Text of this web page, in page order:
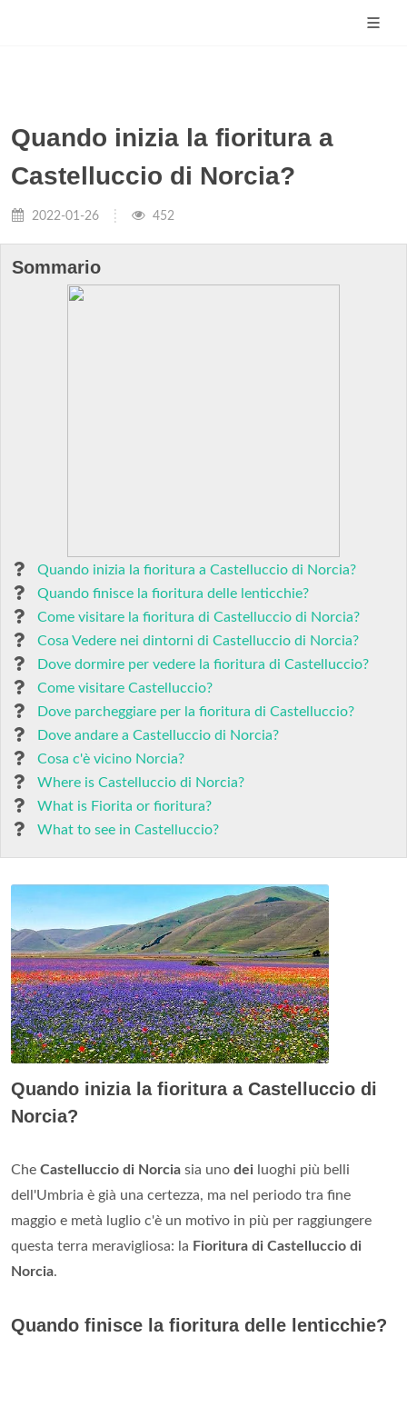
Quando inizia la fioritura a
Castelluccio di Norcia?
2022-01-26 452
Sommario
Quando inizia la fioritura a Castelluccio di Norcia?
Quando finisce la fioritura delle lenticchie?
Come visitare la fioritura di Castelluccio di Norcia?
Cosa Vedere nei dintorni di Castelluccio di Norcia?
Dove dormire per vedere la fioritura di Castelluccio?
Come visitare Castelluccio?
Dove parcheggiare per la fioritura di Castelluccio?
Dove andare a Castelluccio di Norcia?
Cosa c'è vicino Norcia?
Where is Castelluccio di Norcia?
What is Fiorita or fioritura?
What to see in Castelluccio?
Quando inizia la fioritura a Castelluccio di
Norcia?
Che Castelluccio di Norcia sia uno dei luoghi più belli
dell'Umbria è già una certezza, ma nel periodo tra fine
maggio e metà luglio c'è un motivo in più per raggiungere
questa terra meravigliosa: la Fioritura di Castelluccio di
Norcia.
Quando finisce la fioritura delle lenticchie?